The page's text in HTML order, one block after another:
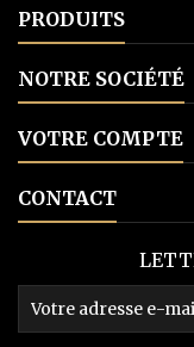
PRODUITS
NOTRE SOCIÉTÉ
VOTRE COMPTE
CONTACT